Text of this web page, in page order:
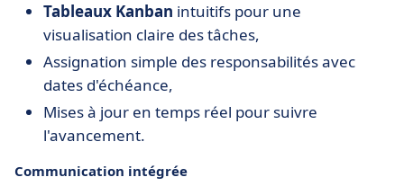
Tableaux Kanban intuitifs pour une
visualisation claire des tâches,
Assignation simple des responsabilités avec
dates d'échéance,
Mises à jour en temps réel pour suivre
l'avancement.
Communication intégrée